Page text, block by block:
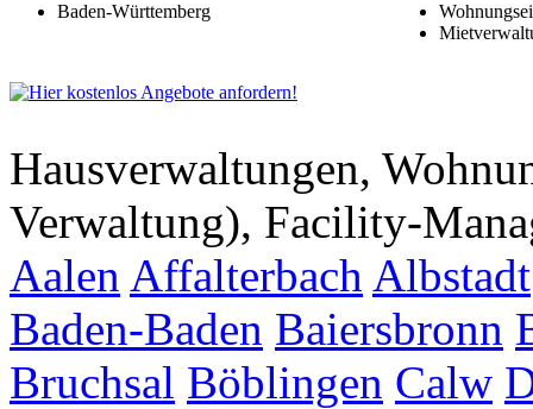
Baden-Württemberg
Hausverwaltungen,
Verwaltung), Facility-
Aalen Affalterbach Albstadt
Baden-Baden Baiersbronn
Bruchsal Böblingen Calw